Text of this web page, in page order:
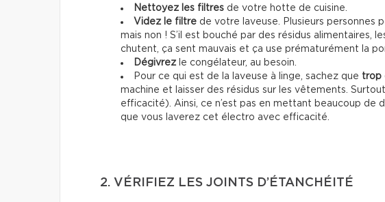
Nettoyez les filtres de votre hotte de cuisine.
Videz le filtre de votre laveuse. Plusieurs personnes
mais non ! S’il est bouché par des résidus alimentaires,
chutent, ça sent mauvais et ça use prématurément la
Dégivrez le congélateur, au besoin.
Pour ce qui est de la laveuse à linge, sachez que trop
machine et laisser des résidus sur les vêtements.
efficacité). Ainsi, ce n’est pas en mettant beaucoup de
que vous laverez cet électro avec efficacité.
2. VÉRIFIEZ LES JOINTS D’ÉTANCHÉITÉ